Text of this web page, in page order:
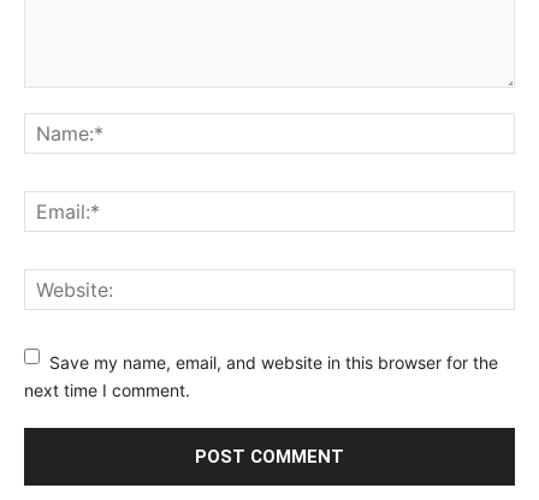
Save my name, email, and website in this browser for the
next time I comment.